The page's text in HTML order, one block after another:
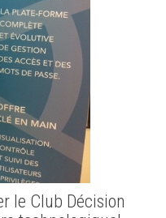
le Club Décision